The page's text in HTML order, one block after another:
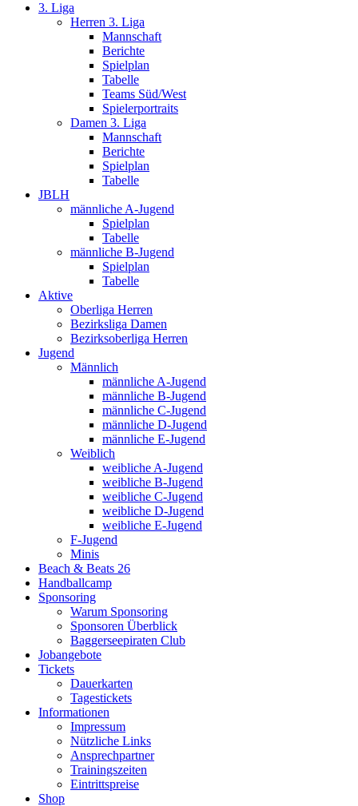
3. Liga
Herren 3. Liga
Mannschaft
Berichte
Spielplan
Tabelle
Teams Süd/West
Spielerportraits
Damen 3. Liga
Mannschaft
Berichte
Spielplan
Tabelle
JBLH
männliche A-Jugend
Spielplan
Tabelle
männliche B-Jugend
Spielplan
Tabelle
Aktive
Oberliga Herren
Bezirksliga Damen
Bezirksoberliga Herren
Jugend
Männlich
männliche A-Jugend
männliche B-Jugend
männliche C-Jugend
männliche D-Jugend
männliche E-Jugend
Weiblich
weibliche A-Jugend
weibliche B-Jugend
weibliche C-Jugend
weibliche D-Jugend
weibliche E-Jugend
F-Jugend
Minis
Beach & Beats 26
Handballcamp
Sponsoring
Warum Sponsoring
Sponsoren Überblick
Baggerseepiraten Club
Jobangebote
Tickets
Dauerkarten
Tagestickets
Informationen
Impressum
Nützliche Links
Ansprechpartner
Trainingszeiten
Eintrittspreise
Shop